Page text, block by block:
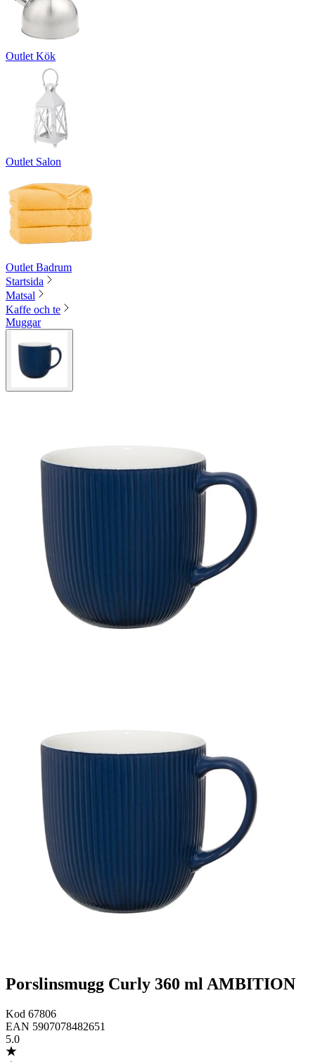
Outlet Kök
Outlet Salon
Outlet Badrum
Startsida
Matsal
Kaffe och te
Muggar
Porslinsmugg Curly 360 ml AMBITION
Kod 67806
EAN 5907078482651
5.0